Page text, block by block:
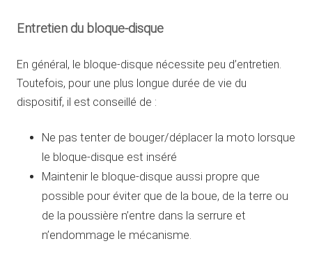
Entretien du bloque-disque
En général, le bloque-disque nécessite peu d’entretien.
Toutefois, pour une plus longue durée de vie du
dispositif, il est conseillé de :
Ne pas tenter de bouger/déplacer la moto lorsque
le bloque-disque est inséré
Maintenir le bloque-disque aussi propre que
possible pour éviter que de la boue, de la terre ou
de la poussière n’entre dans la serrure et
n’endommage le mécanisme.